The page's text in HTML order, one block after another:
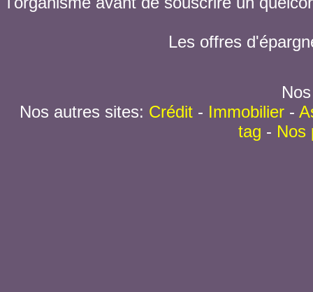
Les offres
Nos autres sites: Crédit- Immobilier-
tag - Nos